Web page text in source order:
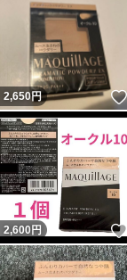
2,650円
2,600 円